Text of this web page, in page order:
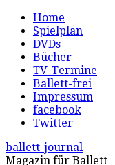
Home
Spielplan
DVDs
Bücher
TV-Termine
Ballett-frei
Impressum
facebook
Twitter
ballett-journal
Magazin für Ballett